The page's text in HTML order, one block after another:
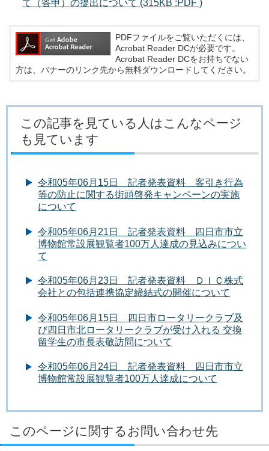
て（答申）の提出について (315KB :PDF )
PDFファイルをご覧いただくには、
Acrobat Reader DCが必要です。
Acrobat Reader DCをお持ちでない
方は、バナーのリンク先から無料ダウンロードしてください。
この記事を見ている人はこんなページ
も見ています
令和05年06月15日 記者発表資料 客引き行為
等の防止に関する街頭啓発キャンペーンの実施
について
令和05年06月21日 記者発表資料 四日市市立
博物館常設展観覧者100万人達成の見込みについ
て
令和05年06月23日 記者発表資料 ＤＩＣ株式
会社との包括連携協定締結式の開催について
令和05年06月15日 四日市ロータリークラブ及
び四日市北ロータリークラブが受け入れる 交換
留学生の市長表敬訪問について
令和05年06月24日 記者発表資料 四日市市立
博物館常設展観覧者100万人達成について
このページに関するお問い合わせ先